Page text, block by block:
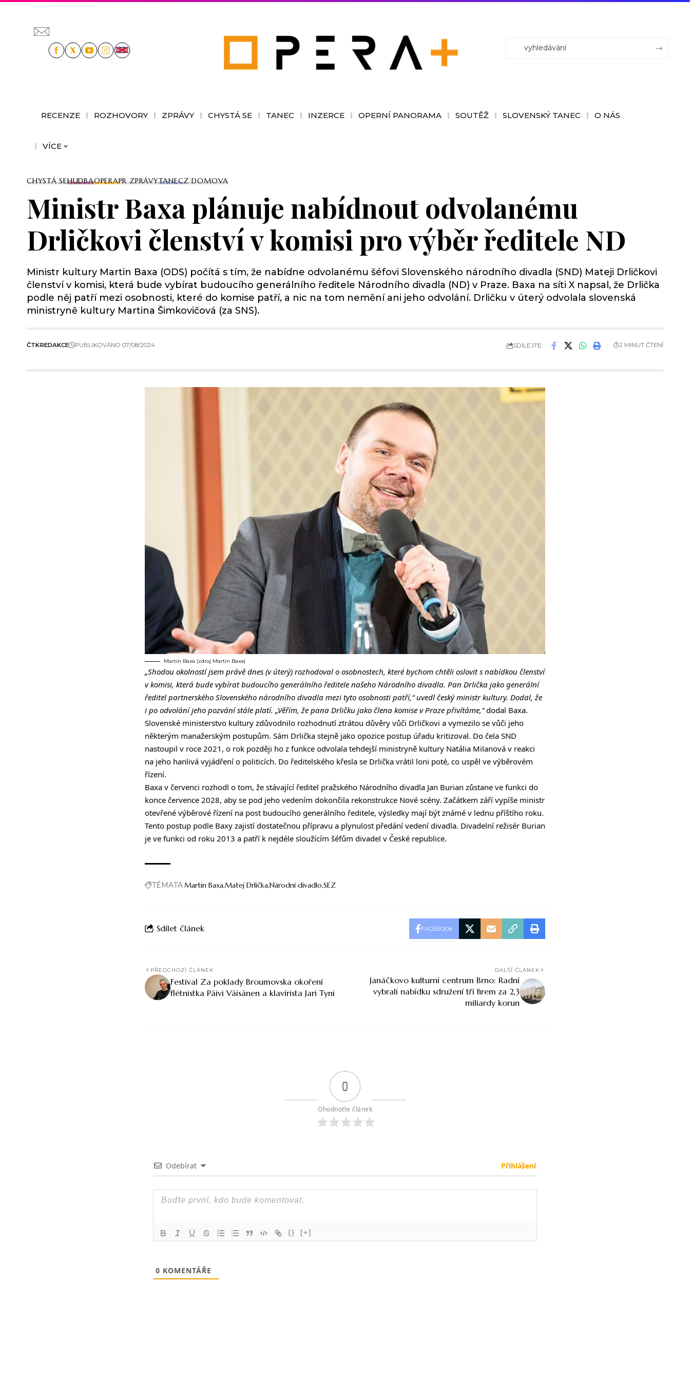
RECENZE ROZHOVORY ZPRÁVY CHYSTÁ SE TANEC INZERCE OPERNÍ PANORAMA SOUTĚŽ SLOVENSKÝ TANEC O NÁS
VÍCE
CHYSTÁ SEHUDBAOPERAPR ZPRÁVYTANECZ DOMOVA
Ministr Baxa plánuje nabídnout odvolanému
Drličkovi členství v komisi pro výběr ředitele ND
Ministr kultury Martin Baxa (ODS) počítá s tím, že nabídne odvolanému šéfovi Slovenského národního divadla (SND) Mateji Drličkovi
členství v komisi, která bude vybírat budoucího generálního ředitele Národního divadla (ND) v Praze. Baxa na síti X napsal, že Drlička
podle něj patří mezi osobnosti, které do komise patří, a nic na tom nemění ani jeho odvolání. Drličku v úterý odvolala slovenská
ministryně kultury Martina Šimkovičová (za SNS).
ČTKREDAKCE PUBLIKOVÁNO 07/08/2024 SDÍLEJTE: 2 MINUT ČTENÍ
Martin Baxa (zdroj Martin Baxa)
„Shodou okolností jsem právě dnes (v úterý) rozhodoval o osobnostech, které bychom chtěli oslovit s nabídkou členství
v komisi, která bude vybírat budoucího generálního ředitele našeho Národního divadla. Pan Drlička jako generální
ředitel partnerského Slovenského národního divadla mezi tyto osobnosti patří,“ uvedl český ministr kultury. Dodal, že
i po odvolání jeho pozvání stále platí. „Věřím, že pana Drličku jako člena komise v Praze přivítáme,“dodal Baxa.
Slovenské ministerstvo kultury zdůvodnilo rozhodnutí ztrátou důvěry vůči Drličkovi a vymezilo se vůči jeho
některým manažerským postupům. Sám Drlička stejně jako opozice postup úřadu kritizoval. Do čela SND
nastoupil v roce 2021, o rok později ho z funkce odvolala tehdejší ministryně kultury Natália Milanová v reakci
na jeho hanlivá vyjádření o politicích. Do ředitelského křesla se Drlička vrátil loni poté, co uspěl ve výběrovém
řízení.
Baxa v červenci rozhodl o tom, že stávající ředitel pražského Národního divadla Jan Burian zůstane ve funkci do
konce července 2028, aby se pod jeho vedením dokončila rekonstrukce Nové scény. Začátkem září vypíše ministr
otevřené výběrové řízení na post budoucího generálního ředitele, výsledky mají být známé v lednu příštího roku.
Tento postup podle Baxy zajistí dostatečnou přípravu a plynulost předání vedení divadla. Divadelní režisér Burian
je ve funkci od roku 2013 a patří k nejdéle sloužícím šéfům divadel v České republice.
TÉMATAMartin BaxaMatej DrličkaNárodní divadlo SEZ
Sdílet článek FACEBOOK
PŘEDCHOZÍ ČLÁNEK
Festival Za poklady Broumovska okoření
flétnistka Päivi Väisänen a klavírista Jari Tyni
DALŠÍ ČLÁNEK
Janáčkovo kulturní centrum Brno: Radní
vybrali nabídku sdružení tří firem za 2,3
miliardy korun
0
Ohodnoťte článek
Odebírat Přihlášení
{} [+]
0 KOMENTÁŘE